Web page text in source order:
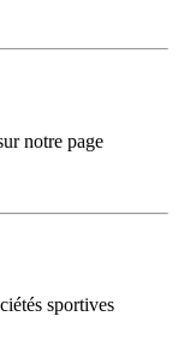
notre page
sportives